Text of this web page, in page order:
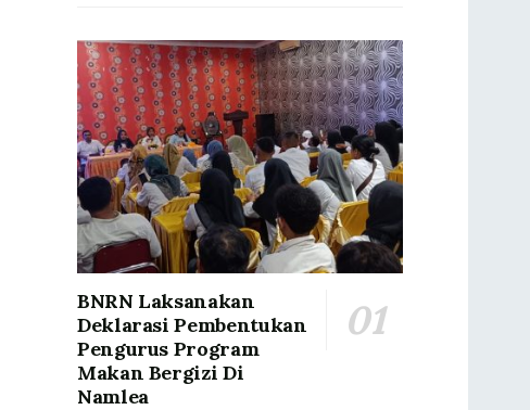
BNRN Laksanakan
Deklarasi Pembentukan
Pengurus Program
Makan Bergizi Di
Namlea